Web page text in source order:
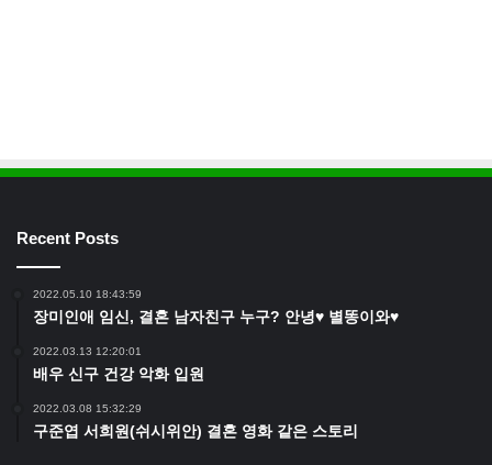
Recent Posts
2022.05.10 18:43:59
장미인애 임신, 결혼 남자친구 누구? 안녕♥ 별똥이와♥
2022.03.13 12:20:01
배우 신구 건강 악화 입원
2022.03.08 15:32:29
구준엽 서희원(쉬시위안) 결혼 영화 같은 스토리